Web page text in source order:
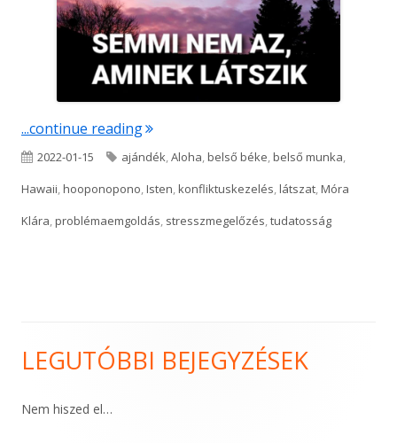
...continue reading"Semmi nem az, aminek látszik"
Published
on
2022-01-15 Tags
ajándék,Aloha,belső béke,belső munka,
Hawaii,hooponopono,Isten,konfliktuskezelés,látszat,Móra
Klára,problémaemgoldás, stresszmegelőzés,tudatosság
Main
Sidebar
LEGUTÓBBI BEJEGYZÉSEK
Nem hiszed el…